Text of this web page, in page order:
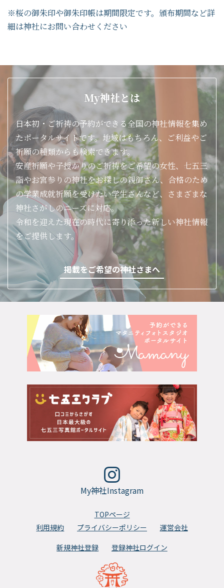
※桜の御朱印や御朱印帳は期間限定です。頒布期間など詳
細は神社にお問い合わせください
My神社とは
日本初・ご祈祷の予約ができる全国の神社情報を集め
たポータルサイトです。地域はもちろん、ご利益やご
祈願の種類からも検索できます。
安産祈願や子授かりのご祈祷をご希望の女性、七五三
詣やお宮参りの神社をお探しの親御さん、合格のため
の学業成就祈願を受けたい学生さんなど、さまざまな
神社さがしのニーズに対応。
令和を迎えた現在の時代に寄り添った新しい神社情報
をご提供します。
掲載をご希望の神社さまへ
My神社Instagram
TOPページ
利用規約
プライバシーポリシー
運営会社
新規神社登録
登録神社ログイン